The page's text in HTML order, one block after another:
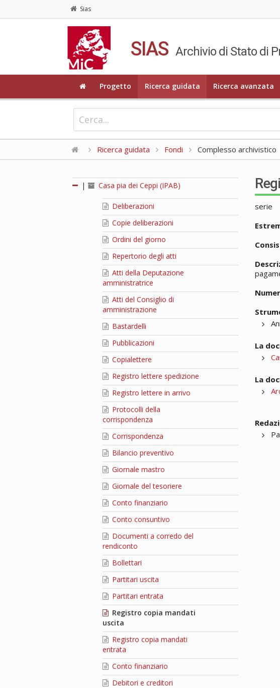
Sias
SIAS Archivio di Stato di
Progetto Ricerca guidata Ricerca avanzata
Ricerca guidata Fondi Complesso archivistico
| Casa pia dei Ceppi (IPAB)
Deliberazioni
Copie deliberazioni
Ordini del giorno
Repertorio degli atti
Atti della Deputazione
amministratrice
Atti del Consiglio di
amministrazione
Bastardelli
Pubblicazioni
Copialettere
Registro lettere spedizione
Registro lettere in arrivo
Protocolli della
corrispondenza
Corrispondenza
Bilancio preventivo
Giornale mastro
Giornale del tesoriere
Conto finanziario
Conto consuntivo
Documenti a corredo del
rendiconto
Bollettari
Partitari uscita
Partitari entrata
Registro copia mandati
uscita
Registro copia mandati
entrata
Conto finanziario
Debitori e creditori
serie
La
La